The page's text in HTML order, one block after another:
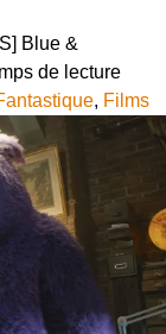
Blue &
de lecture
, Films